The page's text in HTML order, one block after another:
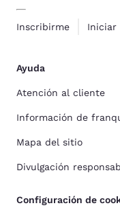
Inscribirme Iniciar
Ayuda
Atención al cliente
Información de
Mapa del sitio
Divulgación
Configuración de